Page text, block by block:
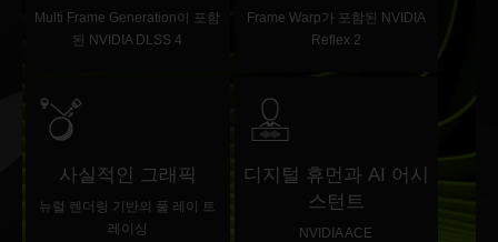
Multi Frame Generation이 포함
된 NVIDIA DLSS 4
Frame Warp가 포함된 NVIDIA
Reflex 2
사실적인 그래픽
뉴럴 렌더링 기반의 풀 레이 트
레이싱
디지털 휴먼과 AI 어시
스턴트
NVIDIA ACE